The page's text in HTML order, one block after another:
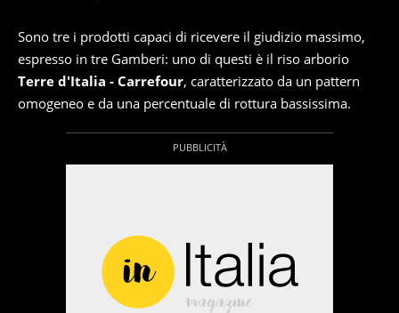
Sono tre i prodotti capaci di ricevere il giudizio massimo,
espresso in tre Gamberi: uno di questi è il riso arborio
Terre d'Italia - Carrefour, caratterizzato da un pattern
omogeneo e da una percentuale di rottura bassissima.